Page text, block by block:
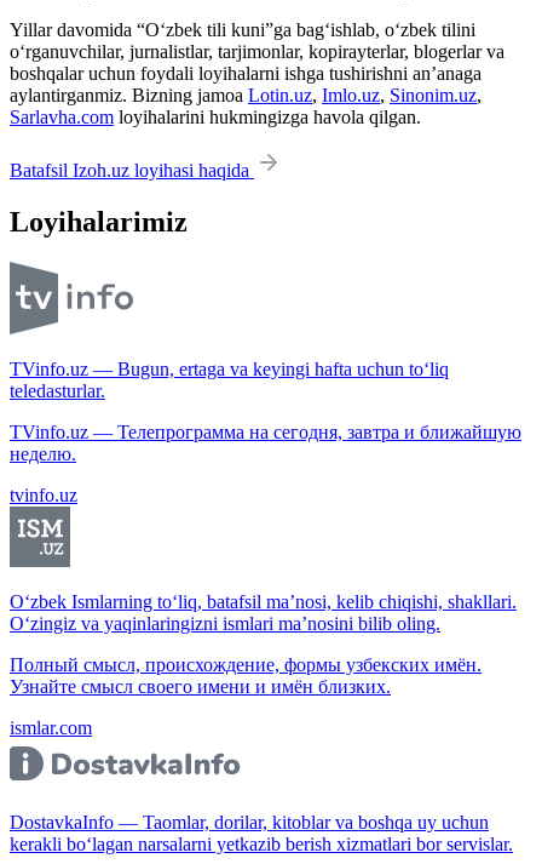
Yillar davomida “O‘zbek tili kuni”ga bag‘ishlab, o‘zbek tilini
o‘rganuvchilar, jurnalistlar, tarjimonlar, kopirayterlar, blogerlar va
boshqalar uchun foydali loyihalarni ishga tushirishni an’anaga
aylantirganmiz. Bizning jamoa Lotin.uz, Imlo.uz, Sinonim.uz,
Sarlavha.com loyihalarini hukmingizga havola qilgan.
Batafsil Izoh.uz loyihasi haqida
Loyihalarimiz
TVinfo.uz — Bugun, ertaga va keyingi hafta uchun to‘liq
teledasturlar.
TVinfo.uz — Телепрограмма на сегодня, завтра и ближайшую
неделю.
tvinfo.uz
O‘zbek Ismlarning to‘liq, batafsil ma’nosi, kelib chiqishi, shakllari.
O‘zingiz va yaqinlaringizni ismlari ma’nosini bilib oling.
Полный смысл, происхождение, формы узбекских имён.
Узнайте смысл своего имени и имён близких.
ismlar.com
DostavkaInfo — Taomlar, dorilar, kitoblar va boshqa uy uchun
kerakli bo‘lagan narsalarni yetkazib berish xizmatlari bor servislar.